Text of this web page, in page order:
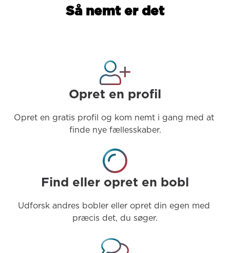
Så nemt er det
Opret en profil
Opret en gratis profil og kom nemt i gang med at
finde nye fællesskaber.
Find eller opret en bobl
Udforsk andres bobler eller opret din egen med
præcis det, du søger.